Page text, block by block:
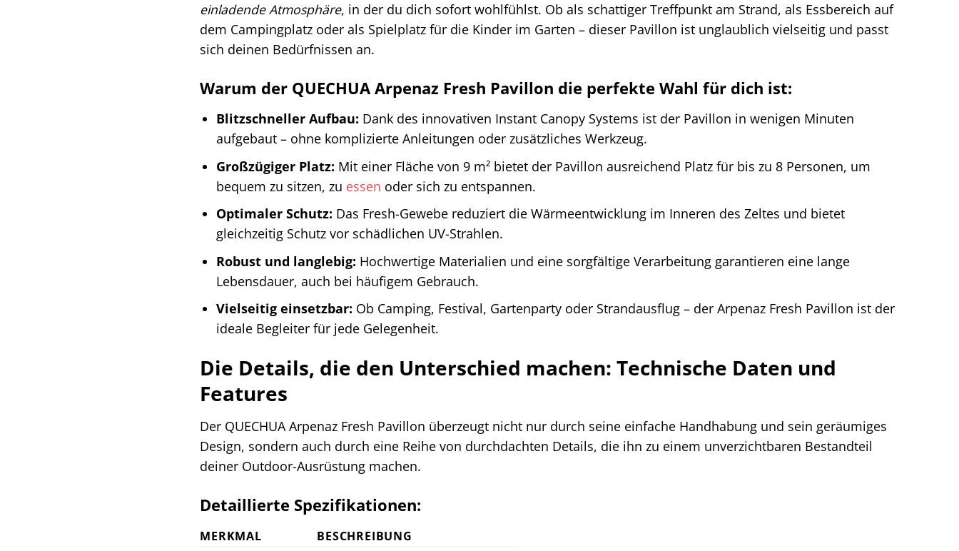
einladende Atmosphäre, in der du dich sofort wohlfühlst. Ob als schattiger Treffpunkt am Strand, als Essbereich auf
dem Campingplatz oder als Spielplatz für die Kinder im Garten – dieser Pavillon ist unglaublich vielseitig und passt
sich deinen Bedürfnissen an.
Warum der QUECHUA Arpenaz Fresh Pavillon die perfekte Wahl für dich ist:
Blitzschneller Aufbau: Dank des innovativen Instant Canopy Systems ist der Pavillon in wenigen Minuten
aufgebaut – ohne komplizierte Anleitungen oder zusätzliches Werkzeug.
Großzügiger Platz: Mit einer Fläche von 9 m² bietet der Pavillon ausreichend Platz für bis zu 8 Personen, um
bequem zu sitzen, zu essen oder sich zu entspannen.
Optimaler Schutz: Das Fresh-Gewebe reduziert die Wärmeentwicklung im Inneren des Zeltes und bietet
gleichzeitig Schutz vor schädlichen UV-Strahlen.
Robust und langlebig: Hochwertige Materialien und eine sorgfältige Verarbeitung garantieren eine lange
Lebensdauer, auch bei häufigem Gebrauch.
Vielseitig einsetzbar: Ob Camping, Festival, Gartenparty oder Strandausflug – der Arpenaz Fresh Pavillon ist der
ideale Begleiter für jede Gelegenheit.
Die Details, die den Unterschied machen: Technische Daten und
Features
Der QUECHUA Arpenaz Fresh Pavillon überzeugt nicht nur durch seine einfache Handhabung und sein geräumiges
Design, sondern auch durch eine Reihe von durchdachten Details, die ihn zu einem unverzichtbaren Bestandteil
deiner Outdoor-Ausrüstung machen.
Detaillierte Spezifikationen:
MERKMAL
BESCHREIBUNG